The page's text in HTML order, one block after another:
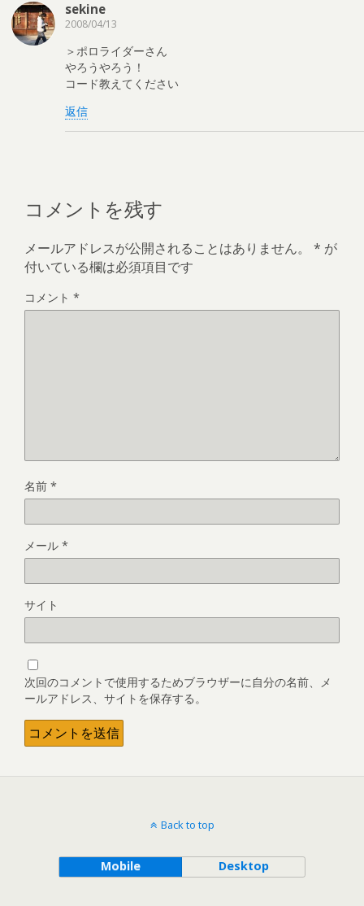
sekine
2008/04/13
＞ポロライダーさん
やろうやろう！
コード教えてください
返信
コメントを残す
メールアドレスが公開されることはありません。 * が
付いている欄は必須項目です
コメント *
名前 *
メール *
サイト
次回のコメントで使用するためブラウザーに自分の名前、メ
ールアドレス、サイトを保存する。
Back to top
Mobile Desktop